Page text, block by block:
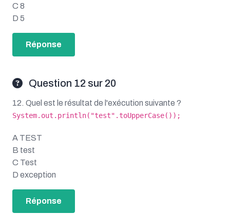
C 8
D 5
Réponse
Question 12 sur 20
12. Quel est le résultat de l'exécution suivante ?
System.out.println("test".toUpperCase());
A TEST
B test
C Test
D exception
Réponse